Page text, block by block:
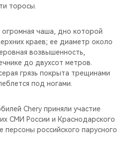
торосы.
чаша, дно которой
краев; ее диаметр около
возвышенность,
до двухсот метров.
грязь покрыта трещинами
под ногами.
Chery приняли участие
СМИ России и Краснодарского
персоны российского парусного